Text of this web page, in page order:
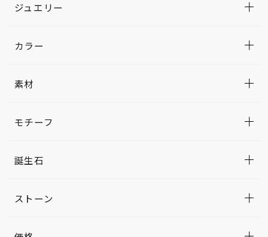
ジュエリー
カラー
素材
モチーフ
誕生石
ストーン